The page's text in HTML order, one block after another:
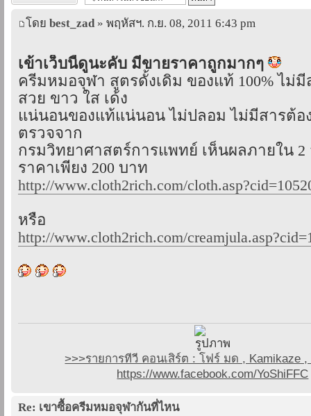
โดย best_zad » พฤหัสฯ. ก.ย. 08, 2011 6:43 pm
เข้าเว็บนี้ดูนะคับ มีขายราคาถูกมากๆ
ครีมหมอจุฬา สูตรดั้งเดิม ของแท้ 100% ไม่
สวย ขาว ใส เด้ง
แน่นอนของแท้แน่นอน ไม่ปลอม ไม่มีสารต้อ
ตรวจจาก
กรมวิทยาศาสตร์การแพทย์ เห็นผลภายใน
ราคาเพียง 200 บาท
http://www.cloth2rich.com/
หรือ
http://www.cloth2rich.com/
>>>รายการทีวี คอนเสิร์ต : โฟร์ มด , Kamikaze ,
https://www.facebook.com/YoShiFFC
Re: เขาซื้อครีมหมอจุฬากันที่ไหน